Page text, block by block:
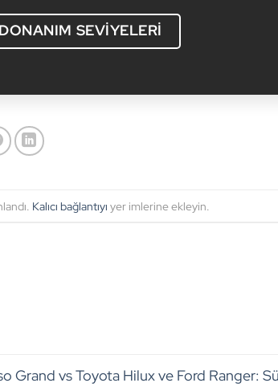
DONANIM SEVIYELERI
Kalıcı bağlantıyı yer imlerine ekleyin.
Grand vs Toyota Hilux ve Ford Ranger: